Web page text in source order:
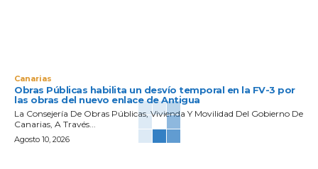
Canarias
Obras Públicas habilita un desvío temporal en la FV-3 por
las obras del nuevo enlace de Antigua
La Consejería De Obras Públicas, Vivienda Y Movilidad Del Gobierno De
Canarias, A Través...
Agosto 10, 2026